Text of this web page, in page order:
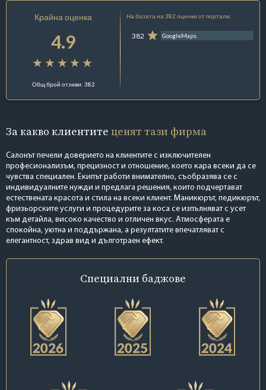
Крайна оценка
4.9
Общ брой отзиви: 382
На базата на 382 оценки от портали:
382 GoogleMaps
За какво клиентите ценят тази фирма
Салонът печели доверието на клиентите с изключителен
професионализъм, прецизност и отношение, което кара всеки да се
чувства специален. Екипът работи внимателно, съобразява се с
индивидуалните нужди и предлага решения, които подчертават
естествената красота и стила на всеки клиент. Маникюрът, педикюрът,
фризьорските услуги и процедурите за коса се изпълняват с усет
към детайла, високо качество и отличен вкус. Атмосферата е
спокойна, уютна и поддържана, а резултатите впечатляват с
елегантност, здрав вид и дълготраен ефект.
Специални баджове